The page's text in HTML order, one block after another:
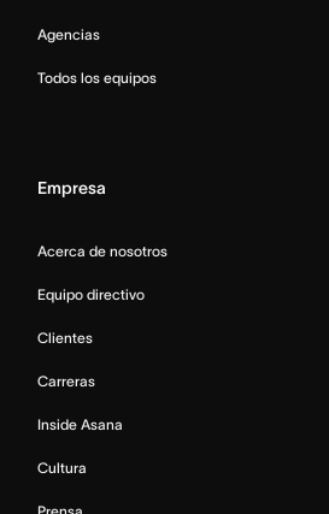
Agencias
Todos los equipos
Empresa
Acerca de nosotros
Equipo directivo
Clientes
Carreras
Inside Asana
Cultura